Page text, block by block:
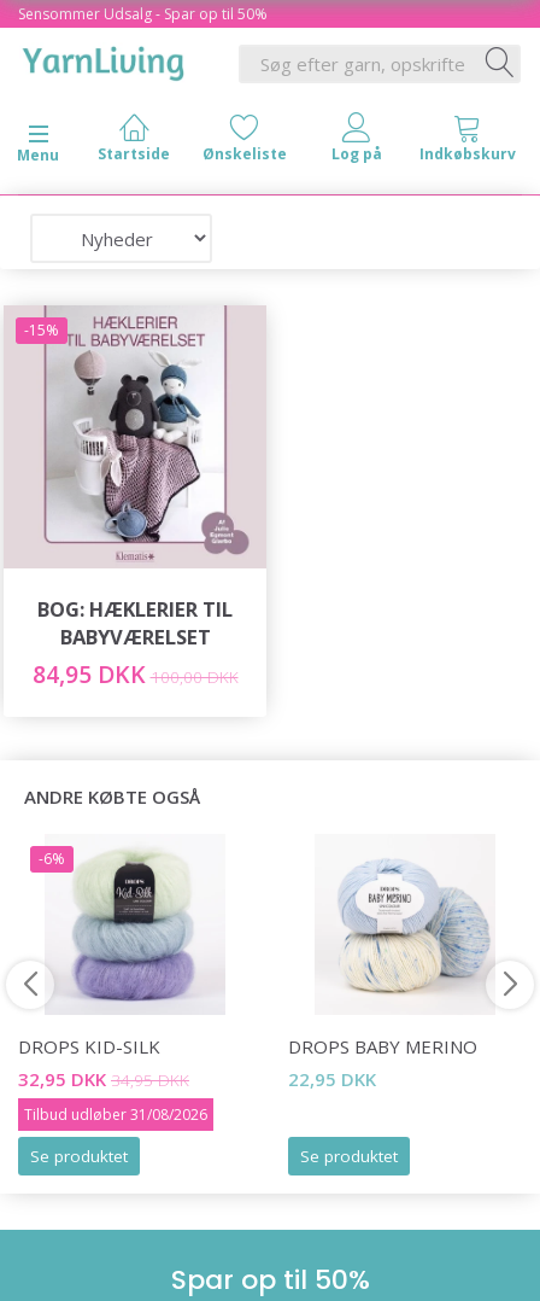
Sensommer Udsalg - Spar op til 50%
Skifte navigation
Menu
-15%
BOG: HÆKLERIER TIL
BABYVÆRELSET
84,95 DKK 100,00 DKK
ANDRE KØBTE OGSÅ
-6%
DROPS KID-SILK
32,95 DKK 34,95 DKK
Tilbud udløber 31/08/2026
Se produktet
DROPS BABY MERINO
22,95 DKK
Se produktet
Spar op til 50%